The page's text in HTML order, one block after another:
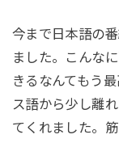
今まで日本語の
ました。こんな
きるなんてもう
ス語から少し離
てくれました。